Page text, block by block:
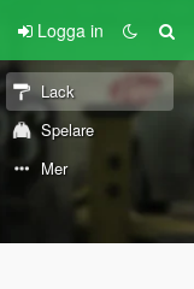
Logga in
Lack
Spelare
Mer